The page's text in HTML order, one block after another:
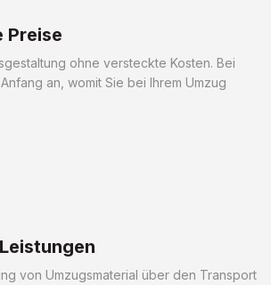
Preise
ohne versteckte Kosten. Bei
an, womit Sie bei Ihrem Umzug
von Umzugsmaterial über den Transport